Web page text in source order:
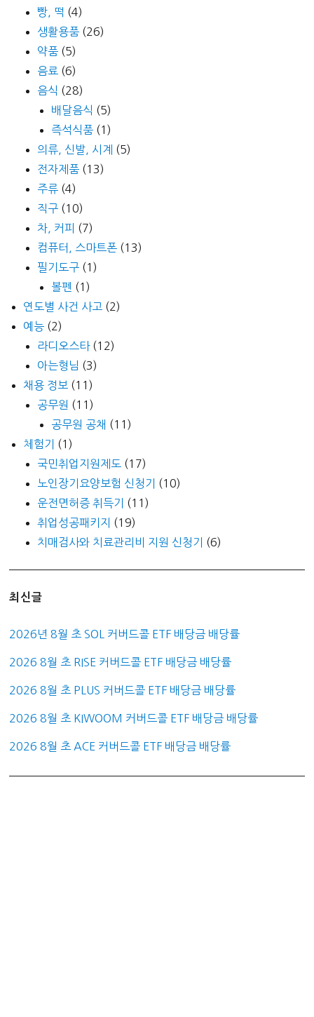
빵, 떡 (4)
생활용품 (26)
약품 (5)
음료 (6)
음식 (28)
배달음식 (5)
즉석식품 (1)
의류, 신발, 시계 (5)
전자제품 (13)
주류 (4)
직구 (10)
차, 커피 (7)
컴퓨터, 스마트폰 (13)
필기도구 (1)
볼펜 (1)
연도별 사건 사고 (2)
예능 (2)
라디오스타(12)
아는형님 (3)
채용 정보 (11)
공무원 (11)
공무원 공채 (11)
체험기
(1)
국민취업지원제도 (17)
노인장기요양보험 신청기
(10)
운전면허증 취득기
(11)
취업성공패키지
(19)
치매검사와 치료관리비 지원 신청기
(6)
최신글
2026년 8월 초 SOL 커버드콜 ETF 배당금 배당률
2026 8월 초 RISE 커버드콜 ETF 배당금 배당률
2026 8월 초 PLUS 커버드콜 ETF 배당금 배당률
2026 8월 초 KIWOOM 커버드콜 ETF 배당금 배당률
2026 8월 초 ACE 커버드콜 ETF 배당금 배당률